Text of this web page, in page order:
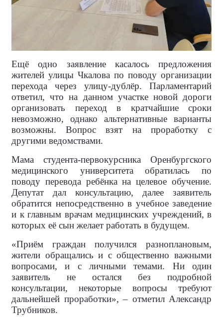
Ещё одно заявление касалось предложения
жителей улицы Чкалова по поводу организации
перехода через улицу-дублёр. Парламентарий
ответил, что на данном участке новой дороги
организовать переход в кратчайшие сроки
невозможно, однако альтернативные варианты
возможны. Вопрос взят на проработку с
другими ведомствами.
Мама студента-первокурсника Оренбургского
медицинского университета обратилась по
поводу перевода ребёнка на целевое обучение.
Депутат дал консультацию, далее заявитель
обратится непосредственно в учебное заведение
и к главным врачам медицинских учреждений, в
которых её сын желает работать в будущем.
«Приём граждан получился разноплановым,
жители обращались и с общественно важными
вопросами, и с личными темами. Ни один
заявитель не остался без подробной
консультации, некоторые вопросы требуют
дальнейшей проработки», – отметил Александр
Трубников.